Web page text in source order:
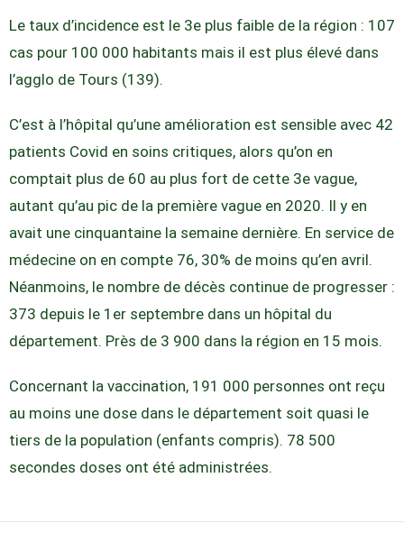
Le taux d’incidence est le 3e plus faible de la région : 107
cas pour 100 000 habitants mais il est plus élevé dans
l’agglo de Tours (139).
C’est à l’hôpital qu’une amélioration est sensible avec 42
patients Covid en soins critiques, alors qu’on en
comptait plus de 60 au plus fort de cette 3e vague,
autant qu’au pic de la première vague en 2020. Il y en
avait une cinquantaine la semaine dernière. En service de
médecine on en compte 76, 30% de moins qu’en avril.
Néanmoins, le nombre de décès continue de progresser :
373 depuis le 1er septembre dans un hôpital du
département. Près de 3 900 dans la région en 15 mois.
Concernant la vaccination, 191 000 personnes ont reçu
au moins une dose dans le département soit quasi le
tiers de la population (enfants compris). 78 500
secondes doses ont été administrées.